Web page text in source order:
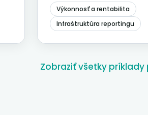
Výkonnosť a rentabilita
Infraštruktúra reportingu
Zobraziť všetky príklady